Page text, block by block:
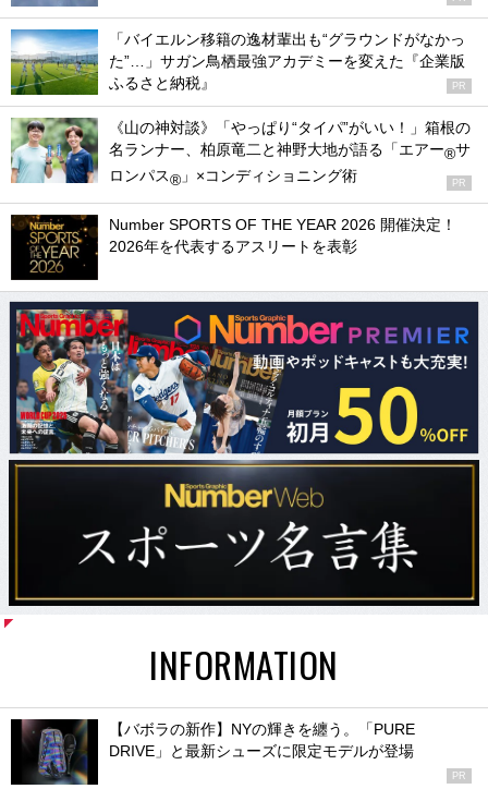
「バイエルン移籍の逸材輩出も“グラウンドがなかっ
た”…」サガン鳥栖最強アカデミーを変えた『企業版
ふるさと納税』
PR
《山の神対談》「やっぱり“タイパ”がいい！」箱根の
名ランナー、柏原竜二と神野大地が語る「エアー®サ
ロンパス® 」×コンディショニング術 PR
Number SPORTS OF THE YEAR 2026 開催決定！
2026年を代表するアスリートを表彰
INFORMATION
【バボラの新作】NYの輝きを纏う。「PURE
DRIVE」と最新シューズに限定モデルが登場
PR